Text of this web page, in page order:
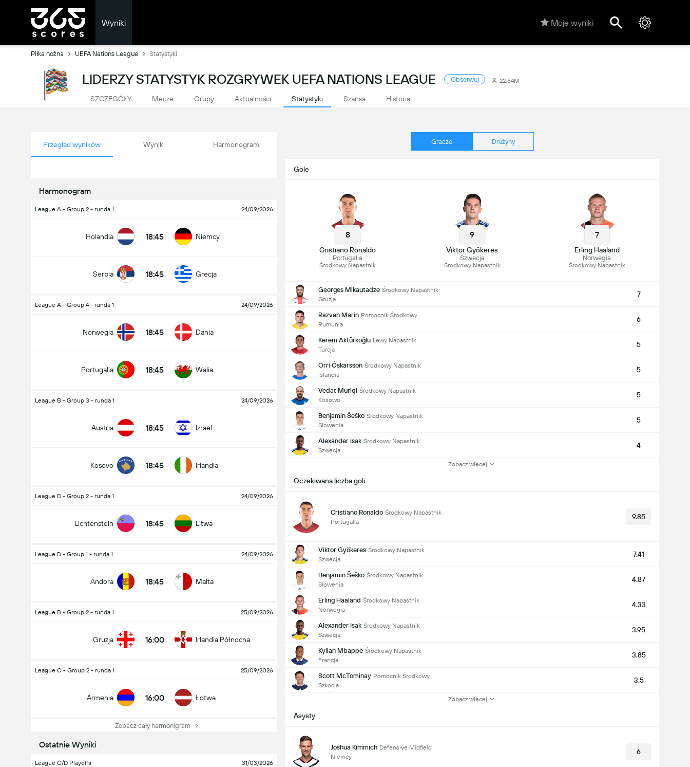
Wyniki Moje wyniki
Piłka nożna UEFA Nations League Statystyki
LIDERZY STATYSTYK ROZGRYWEK UEFA NATIONS LEAGUE Obserwuj 22.64M
SZCZEGÓŁY Mecze Grupy Aktualności Statystyki Szansa Historia
Przegląd wyników Wyniki Harmonogram
Harmonogram
League A - Group 2 - runda 1 24/09/2026
Holandia 18:45 Niemcy
Serbia 18:45 Grecja
League A - Group 4 - runda 1 24/09/2026
Norwegia 18:45 Dania
Portugalia 18:45 Walia
League B - Group 3 - runda 1 24/09/2026
Austria 18:45 Izrael
Kosovo 18:45 Irlandia
League D - Group 2 - runda 1 24/09/2026
Lichtenstein 18:45 Litwa
League D - Group 1 - runda 1 24/09/2026
Andora 18:45 Malta
League B - Group 2 - runda 1 25/09/2026
Gruzja 16:00 Irlandia Północna
League C - Group 2 - runda 1 25/09/2026
Armenia 16:00 Łotwa
Zobacz cały harmonigram
Ostatnie Wyniki
League C/D Playoffs 31/03/2026
Gracze Drużyny
Gole
8
Cristiano Ronaldo
Portugalia
Środkowy Napastnik
9
Viktor Gyökeres
Szwecja
Środkowy Napastnik
7
Erling Haaland
Norwegia
Środkowy Napastnik
Georges Mikautadze Środkowy Napastnik
Gruzja
7
Razvan Marin Pomocnik Środkowy
Rumunia
6
Kerem Aktürkoğlu Lewy Napastnik
Turcja
5
Orri Óskarsson Środkowy Napastnik
Islandia
5
Vedat Muriqi Środkowy Napastnik
Kosowo
5
Benjamin Šeško Środkowy Napastnik
Słowenia
5
Alexander Isak Środkowy Napastnik
Szwecja
4
Zobacz więcej
Oczekiwana liczba goli
Cristiano Ronaldo Środkowy Napastnik
Portugalia
9.85
Viktor Gyökeres Środkowy Napastnik
Szwecja
7.41
Benjamin Šeško Środkowy Napastnik
Słowenia
4.87
Erling Haaland Środkowy Napastnik
Norwegia
4.33
Alexander Isak Środkowy Napastnik
Szwecja
3.95
Kylian Mbappe Środkowy Napastnik
Francja
3.85
Scott McTominay Pomocnik Środkowy
Szkocja
3.5
Zobacz więcej
Asysty
Joshua Kimmich Defensive Midfield
Niemcy
6